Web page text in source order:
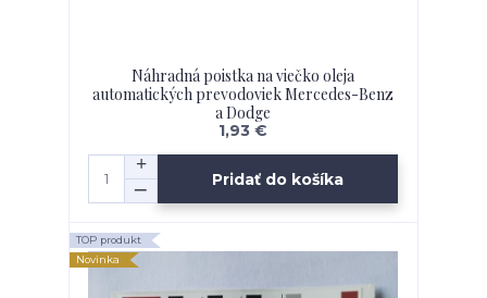
Náhradná poistka na viečko oleja
automatických prevodoviek Mercedes-Benz
a Dodge
1,93 €
Pridať do košíka
TOP produkt
Novinka